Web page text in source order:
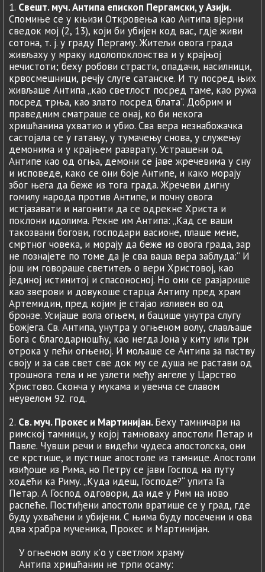
1. Свешт. муч. Антипа епископ Пергамски, у Азији.
Спомиње се у књизи Откровења као Антипа вјерни
сведок мој (2, 13), који би убијен код вас, гдје живи
сотона, т. ј. у граду Пергаму. Житељи овога града
живљаху у мраку идолопоклонства и у крајњој
нечистоти; беху робови страсти, опадачи, насилници,
крвосмешници, речју слуге сатанске. И ту посред њих
живљаше Антипа „као светлост посред таме, као ружа
посред трња, као злато посред блата“. Добрим и
праведним сматраше се онај, ко би некога
хришћанина ухватио и убио. Сва вера незнабожачка
састојала се у гатању, у тумачењу снова, у служењу
демонима и у крајњем разврату. Устрашени од
Антипе као од огња, демони се јаве жречевима у сну
и исповеде, како се они боје Антипе, и како морају
због њега да беже из тога града. Жречеви дигну
гомилу народа против Антипе, и почну овога
истјазавати и нагонити да се одрекне Христа и
поклони идолима. Рекне им Антипа: „Кад се ваши
такозвани богови, господари васионе, плаше мене,
смртног човека, и морају да беже из овога града, зар
не познајете по томе да је сва ваша вера заблуда:“ И
још им говораше светитељ о вери Христовој, као
јединој истинитој и спасоносној. Но они се разјарише
као зверови и довукоше старца Антипу пред храм
Артемидин, пред којим је стајао изливен во од
бронзе. Усијаше вола огњем, и бацише унутра слугу
Божјега. Св. Антипа, унутра у огњеном волу, слављаше
Бога с благодарношћу, као негда Јона у киту или три
отрока у пећи огњеној. И мољаше се Антипа за паству
своју и за сав свет све док му се душа не растави од
трошнога тела и не узлети међу ангеле у Царство
Христово. Сконча у мукама и увенча се славом
неувелом 92. год.
2. Св. муч. Прокес и Мартинијан.Беху тамничари на
римској тамници, у којој тамноваху апостоли Петар и
Павле. Чувши речи и видећи чудеса апостолска, они
се крстише, и пустише апостоле из тамнице. Апостоли
изиђоше из Рима, но Петру се јави Господ на путу
ходећи ка Риму. „Куда идеш, Господе?“ упита Га
Петар. А Господ одговори, да иде у Рим на ново
распеће. Постиђени апостоли вратише се у град, где
буду ухваћени и убијени. С њима буду посечени и ова
два храбра мученика, Прокес и Мартинијан.
У огњеном волу к’о у светлом храму
Антипа хришћанин не трпи осаму: